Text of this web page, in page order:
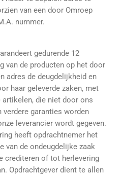
van een door Omroep
nummer.
gedurende 12
van de producten op het door
adres de deugdelijkheid en
haar geleverde zaken, met
die niet door ons
verdere garanties worden
leverancier wordt gegeven.
heeft opdrachtnemer het
van de ondeugdelijke zaak
crediteren of tot herlevering
Opdrachtgever dient te allen